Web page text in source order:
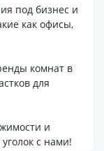
под бизнес и
как офисы,
комнат в
для
и
с нами!